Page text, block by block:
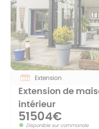
Extension
Extension de
intérieur
51504€
Disponible sur commande